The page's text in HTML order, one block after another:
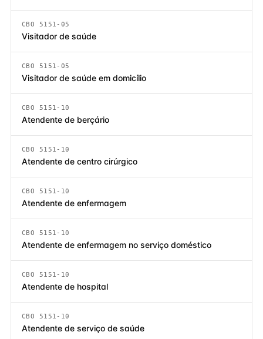
CBO 5151-05
Visitador de saúde
CBO 5151-05
Visitador de saúde em domicílio
CBO 5151-10
Atendente de berçário
CBO 5151-10
Atendente de centro cirúrgico
CBO 5151-10
Atendente de enfermagem
CBO 5151-10
Atendente de enfermagem no serviço doméstico
CBO 5151-10
Atendente de hospital
CBO 5151-10
Atendente de serviço de saúde